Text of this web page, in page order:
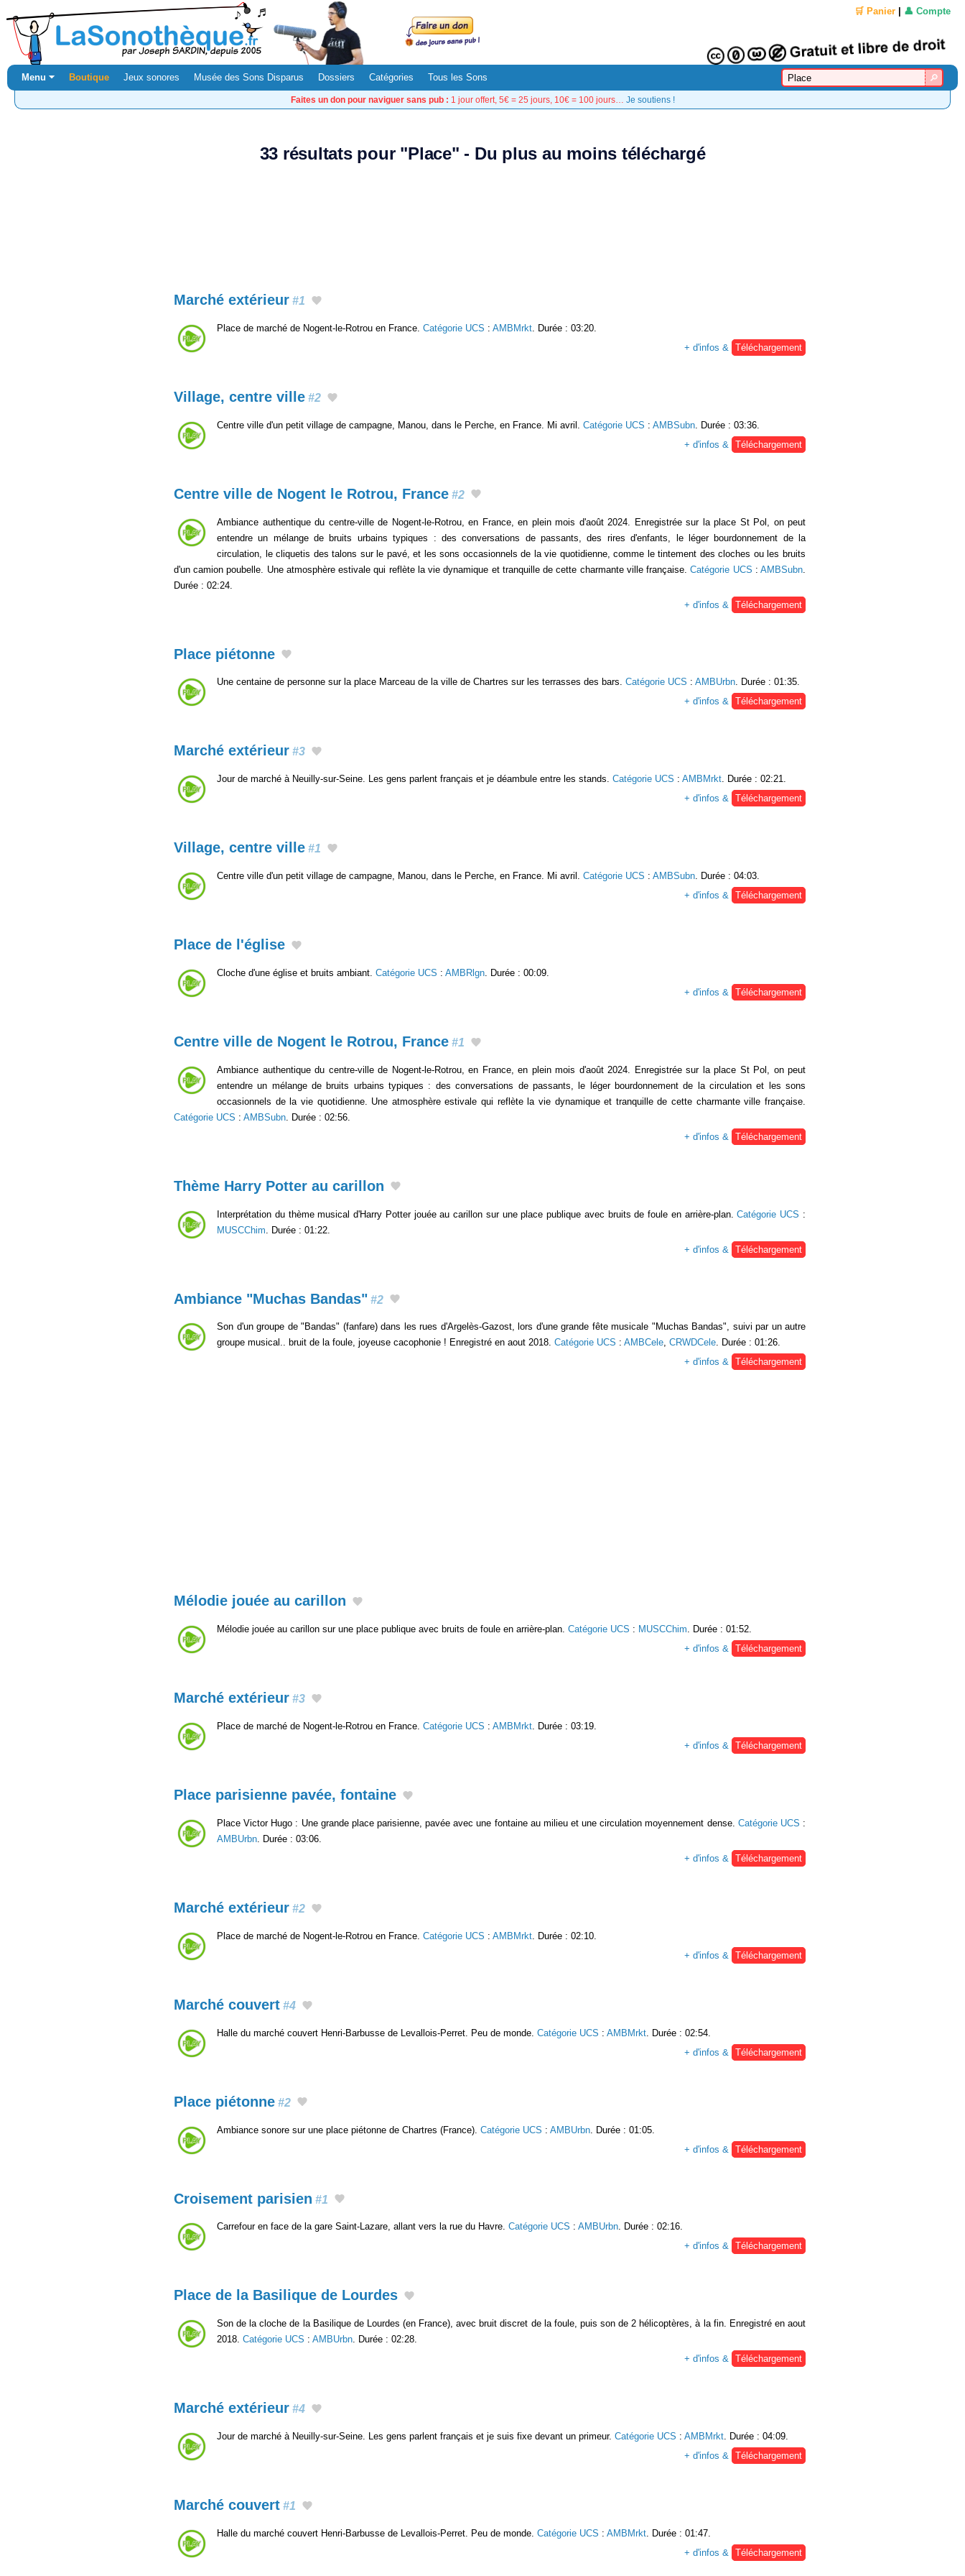
🛒 Panier 👤 Compte
Menu ⏷ Boutique Jeux sonores Musée des Sons Disparus Dossiers Catégories Tous les Sons
Faites un don pour naviguer sans pub : 1 jour offert, 5€ = 25 jours, 10€ = 100 jours… Je soutiens !
33 résultats pour "Place" - Du plus au moins téléchargé
Marché extérieur #1
Place de marché de Nogent-le-Rotrou en France. Catégorie UCS : AMBMrkt . Durée : 03:20.
+ d'infos &
Téléchargement
Village, centre ville #2
Centre ville d'un petit village de campagne, Manou, dans le Perche, en France. Mi avril. Catégorie UCS : AMBSubn . Durée : 03:36.
+ d'infos &
Téléchargement
Centre ville de Nogent le Rotrou, France #2
Ambiance authentique du centre-ville de Nogent-le-Rotrou, en France, en plein mois d'août 2024. Enregistrée sur la place St Pol, on peut
entendre un mélange de bruits urbains typiques : des conversations de passants, des rires d'enfants, le léger bourdonnement de la
circulation, le cliquetis des talons sur le pavé, et les sons occasionnels de la vie quotidienne, comme le tintement des cloches ou les bruits
d'un camion poubelle. Une atmosphère estivale qui reflète la vie dynamique et tranquille de cette charmante ville française.Catégorie UCS :AMBSubn
Durée : 02:24.
+ d'infos &
Téléchargement
Place piétonne
Une centaine de personne sur la place Marceau de la ville de Chartres sur les terrasses des bars. Catégorie UCS : AMBUrbn. Durée : 01:35.
+ d'infos & Téléchargement
Marché extérieur #3
Jour de marché à Neuilly-sur-Seine. Les gens parlent français et je déambule entre les stands. Catégorie UCS : AMBMrkt. Durée : 02:21.
+ d'infos & Téléchargement
Village, centre ville #1
Centre ville d'un petit village de campagne, Manou, dans le Perche, en France. Mi avril. Catégorie UCS : AMBSubn. Durée : 04:03.
+ d'infos & Téléchargement
Place de l'église
Cloche d'une église et bruits ambiant. Catégorie UCS : AMBRlgn . Durée : 00:09.
+ d'infos &
Téléchargement
Centre ville de Nogent le Rotrou, France #1
Ambiance authentique du centre-ville de Nogent-le-Rotrou, en France, en plein mois d'août 2024. Enregistrée sur la place St Pol, on peut
entendre un mélange de bruits urbains typiques : des conversations de passants, le léger bourdonnement de la circulation et les sons
occasionnels de la vie quotidienne. Une atmosphère estivale qui reflète la vie dynamique et tranquille de cette charmante ville française.
Catégorie UCS : AMBSubn . Durée : 02:56.
+ d'infos &
Téléchargement
Thème Harry Potter au carillon
Interprétation du thème musical d'Harry Potter jouée au carillon sur une place publique avec bruits de foule en arrière-plan.Catégorie UCS :
MUSCChim . Durée : 01:22.
+ d'infos &
Téléchargement
Ambiance "Muchas Bandas" #2
Son d'un groupe de "Bandas" (fanfare) dans les rues d'Argelès-Gazost, lors d'une grande fête musicale "Muchas Bandas", suivi par un autre
groupe musical.. bruit de la foule, joyeuse cacophonie ! Enregistré en aout 2018. Catégorie UCS : AMBCele, CRWDCele. Durée : 01:26.
+ d'infos & Téléchargement
Mélodie jouée au carillon
Mélodie jouée au carillon sur une place publique avec bruits de foule en arrière-plan. Catégorie UCS : MUSCChim. Durée : 01:52.
+ d'infos & Téléchargement
Marché extérieur #3
Place de marché de Nogent-le-Rotrou en France. Catégorie UCS : AMBMrkt. Durée : 03:19.
+ d'infos & Téléchargement
Place parisienne pavée, fontaine
Place Victor Hugo : Une grande place parisienne, pavée avec une fontaine au milieu et une circulation moyennement dense. Catégorie UCS :
AMBUrbn . Durée : 03:06.
+ d'infos &
Téléchargement
Marché extérieur #2
Place de marché de Nogent-le-Rotrou en France. Catégorie UCS : AMBMrkt . Durée : 02:10.
+ d'infos &
Téléchargement
Marché couvert #4
Halle du marché couvert Henri-Barbusse de Levallois-Perret. Peu de monde. Catégorie UCS : AMBMrkt . Durée : 02:54.
+ d'infos &
Téléchargement
Place piétonne #2
Ambiance sonore sur une place piétonne de Chartres (France). Catégorie UCS : AMBUrbn . Durée : 01:05.
+ d'infos &
Téléchargement
Croisement parisien #1
Carrefour en face de la gare Saint-Lazare, allant vers la rue du Havre. Catégorie UCS : AMBUrbn. Durée : 02:16.
+ d'infos & Téléchargement
Place de la Basilique de Lourdes
Son de la cloche de la Basilique de Lourdes (en France), avec bruit discret de la foule, puis son de 2 hélicoptères, à la fin. Enregistré en aout
2018. Catégorie UCS : AMBUrbn. Durée : 02:28.
+ d'infos & Téléchargement
Marché extérieur #4
Jour de marché à Neuilly-sur-Seine. Les gens parlent français et je suis fixe devant un primeur. Catégorie UCS : AMBMrkt. Durée : 04:09.
+ d'infos & Téléchargement
Marché couvert #1
Halle du marché couvert Henri-Barbusse de Levallois-Perret. Peu de monde. Catégorie UCS : AMBMrkt . Durée : 01:47.
+ d'infos &
Téléchargement